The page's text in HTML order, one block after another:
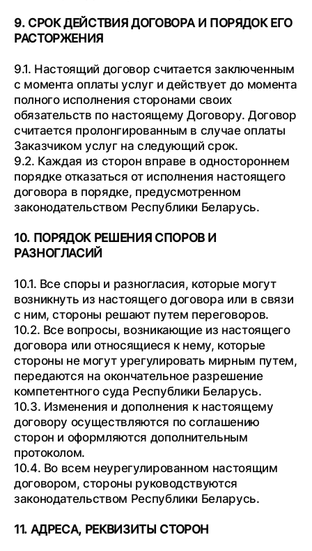
9. СРОК ДЕЙСТВИЯ ДОГОВОРА И ПОРЯДОК ЕГО
РАСТОРЖЕНИЯ
9.1. Настоящий договор считается заключенным
с момента оплаты услуг и действует до момента
полного исполнения сторонами своих
обязательств по настоящему Договору. Договор
считается пролонгированным в случае оплаты
Заказчиком услуг на следующий срок.
9.2. Каждая из сторон вправе в одностороннем
порядке отказаться от исполнения настоящего
договора в порядке, предусмотренном
законодательством Республики Беларусь.
10. ПОРЯДОК РЕШЕНИЯ СПОРОВ И
РАЗНОГЛАСИЙ
10.1. Все споры и разногласия, которые могут
возникнуть из настоящего договора или в связи
с ним, стороны решают путем переговоров.
10.2. Все вопросы, возникающие из настоящего
договора или относящиеся к нему, которые
стороны не могут урегулировать мирным путем,
передаются на окончательное разрешение
компетентного суда Республики Беларусь.
10.3. Изменения и дополнения к настоящему
договору осуществляются по соглашению
сторон и оформляются дополнительным
протоколом.
10.4. Во всем неурегулированном настоящим
договором, стороны руководствуются
законодательством Республики Беларусь.
11. АДРЕСА, РЕКВИЗИТЫ СТОРОН